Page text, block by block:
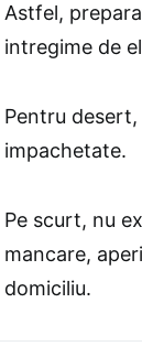
Astfel,
intregime de
Pentru
impachetate.
Pe scurt, nu
mancare,
domiciliu.